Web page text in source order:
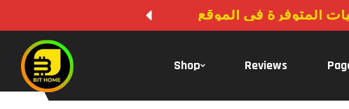
المتوفرة في الموقع
Shop Reviews